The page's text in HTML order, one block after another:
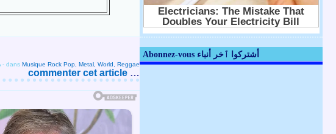
- dans Musique Rock Pop, Metal, World, Reggae
commenter cet article …
Abonnez-vous أشتركوا ٱخر أنباء